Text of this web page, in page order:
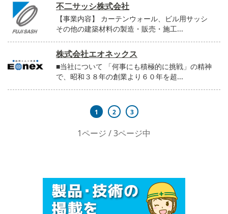
不二サッシ株式会社
【事業内容】 カーテンウォール、ビル用サッシ
その他の建築材料の製造・販売・施工...
株式会社エオネックス
■当社について 「何事にも積極的に挑戦」の精神
で、昭和３８年の創業より６０年を超...
1 2 3
1ページ / 3ページ中